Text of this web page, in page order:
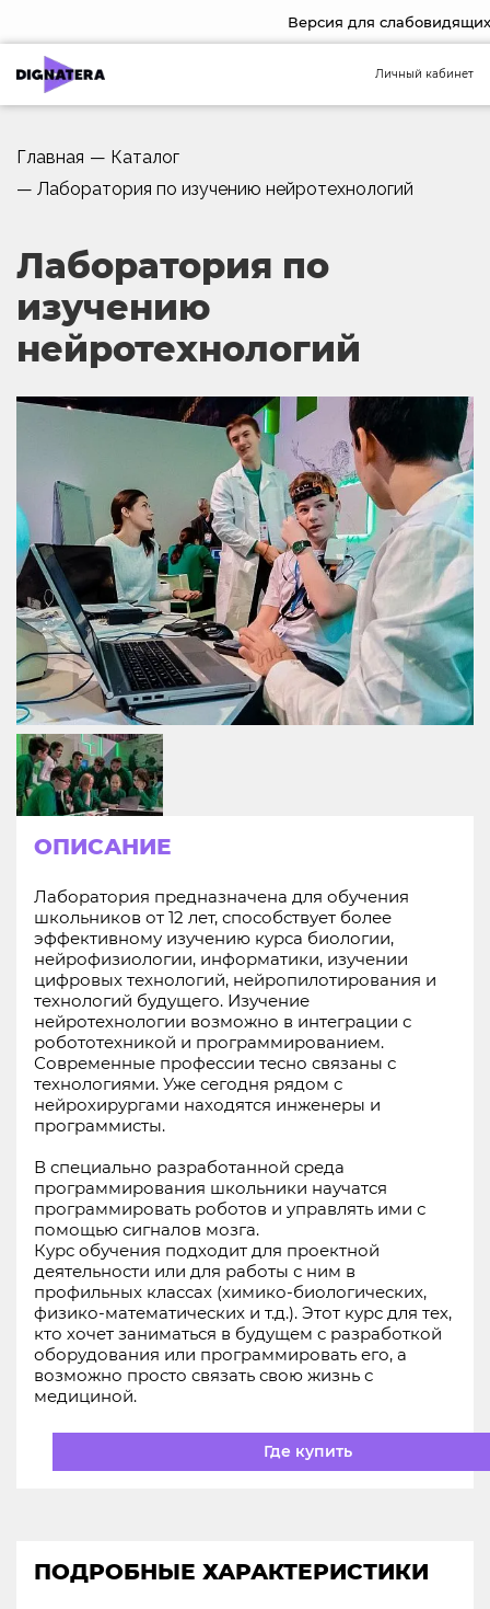
Версия для слабовидящих
Личный кабинет
Главная — Каталог
— Лаборатория по изучению нейротехнологий
Лаборатория по
изучению
нейротехнологий
ОПИСАНИЕ
Лаборатория предназначена для обучения
школьников от 12 лет, способствует более
эффективному изучению курса биологии,
нейрофизиологии, информатики, изучении
цифровых технологий, нейропилотирования и
технологий будущего. Изучение
нейротехнологии возможно в интеграции с
робототехникой и программированием.
Современные профессии тесно связаны с
технологиями. Уже сегодня рядом с
нейрохирургами находятся инженеры и
програм­мисты.
В специально разработанной среда
программирования школьники научатся
программировать роботов и управлять ими с
помощью сигналов мозга.
Курс обучения подходит для проектной
деятельности или для работы с ним в
профильных классах (химико-биологических,
физико-математических и т.д.). Этот курс для тех,
кто хочет заниматься в будущем с разработкой
оборудования или программировать его, а
возможно просто связать свою жизнь с
медициной.
Где купить
ПОДРОБНЫЕ ХАРАКТЕРИСТИКИ